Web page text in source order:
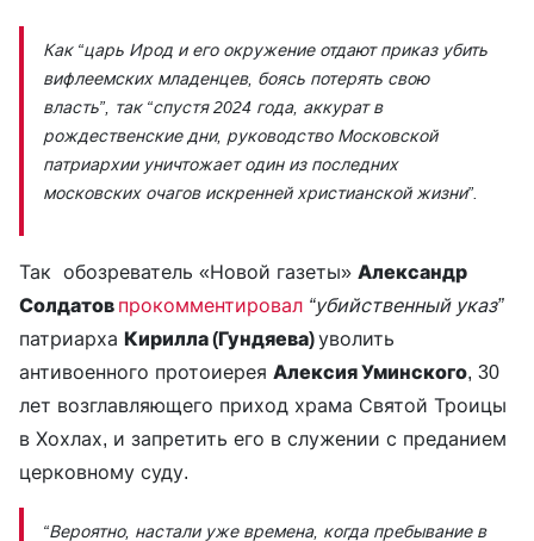
Как“царь Ирод и его окружение отдают приказ убить
вифлеемских младенцев, боясь потерять свою
власть”, так “спустя 2024 года, аккурат в
рождественские дни, руководство Московской
патриархии уничтожает один из последних
московских очагов искренней христианской жизни”.
Так обозреватель «Новой газеты» Александр
Солдатов прокомментировал “убийственный указ”
патриарха Кирилла (Гундяева)уволить
антивоенного протоиерея Алексия Уминского, 30
лет возглавляющего приход храма Святой Троицы
в Хохлах, и запретить его в служении с преданием
церковному суду.
“Вероятно, настали уже времена, когда пребывание в